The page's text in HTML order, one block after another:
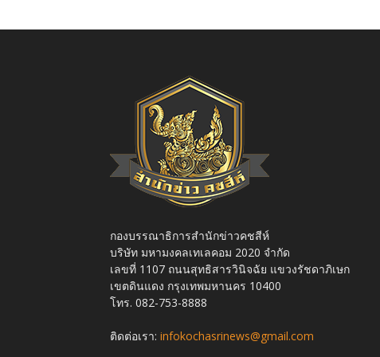
กองบรรณาธิการสำนักข่าวคชสีห์
บริษัท มหามงคลเทเลคอม 2020 จำกัด
เลขที่ 1107 ถนนสุทธิสารวินิจฉัย แขวงรัชดาภิเษก
เขตดินแดง กรุงเทพมหานคร 10400
โทร. 082-753-8888
ติดต่อเรา: infokochasrinews@gmail.com